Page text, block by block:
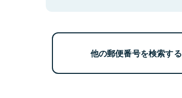
他の郵便番号を検索する